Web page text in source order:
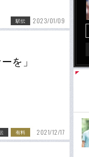
駅伝 2023/01/09
を」
有料 2021/12/17